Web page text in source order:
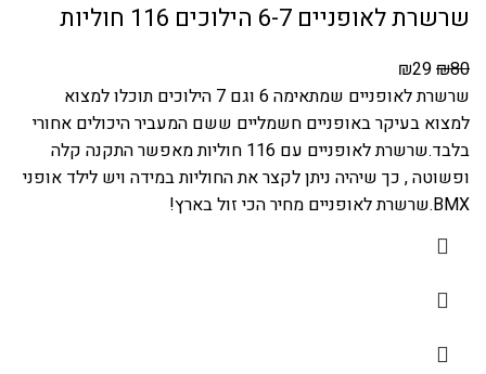
שרשרת לאופניים 6-7 הילוכים 116 חוליות
₪80
₪29
שרשרת לאופניים שמתאימה 6 וגם 7 הילוכים תוכלו למצוא
למצוא בעיקר באופניים חשמליים ששם המעביר היכולים אחורי
בלבד.שרשרת לאופניים עם 116 חוליות מאפשר התקנה קלה
ופשוטה , כך שיהיה ניתן לקצר את החוליות במידה ויש לילד אופני
BMX.שרשרת לאופניים מחיר הכי זול בארץ!